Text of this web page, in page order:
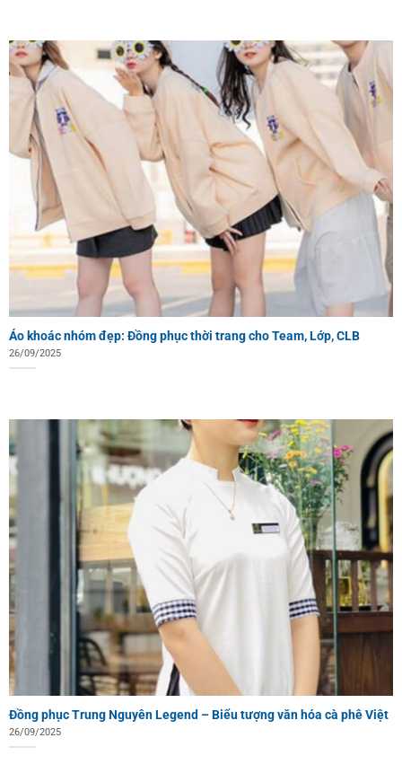
Áo khoác nhóm đẹp: Đồng phục thời trang cho Team, Lớp, CLB
26/09/2025
Đồng phục Trung Nguyên Legend – Biểu tượng văn hóa cà phê Việt
26/09/2025